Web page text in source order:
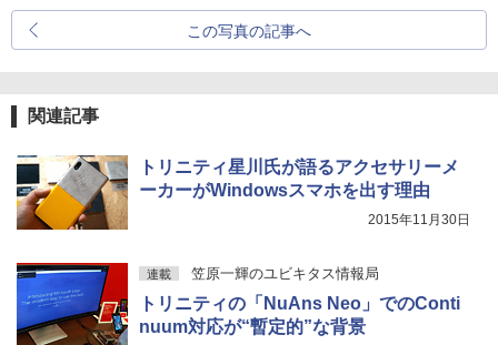
この写真の記事へ
関連記事
トリニティ星川氏が語るアクセサリーメ
ーカーがWindowsスマホを出す理由
2015年11月30日
連載 笠原一輝のユビキタス情報局
トリニティの「NuAns Neo」でのConti
nuum対応が“暫定的”な背景